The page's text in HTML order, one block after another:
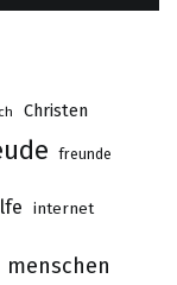
Christen
freunde
internet
menschen